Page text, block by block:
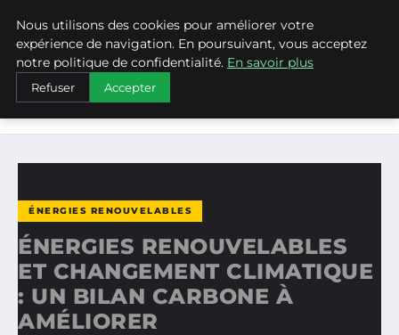
WEARECLIMATECONTROL
ACCUEIL
ÉNERGIES RENOUVELABLES
ÉNERGIES RENOUVELABLES ET CHANGEMENT CLIMATIQUE :
ÉNERGIES RENOUVELABLES
ÉNERGIES RENOUVELABLES
ET CHANGEMENT CLIMATIQUE
: UN BILAN CARBONE À
AMÉLIORER
Nous utilisons des cookies pour améliorer votre
expérience de navigation. En poursuivant, vous acceptez
notre politique de confidentialité. En savoir plus
Refuser Accepter